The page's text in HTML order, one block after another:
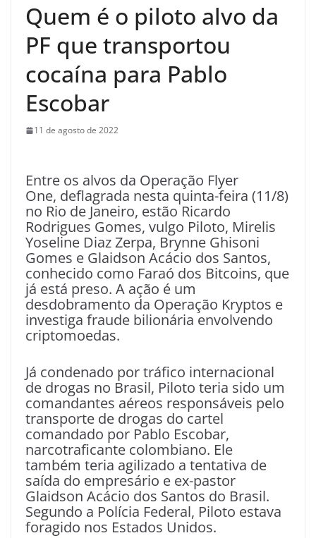
Quem é o piloto alvo da
PF que transportou
cocaína para Pablo
Escobar
11 de agosto de 2022
Entre os alvos da Operação Flyer
One, deflagrada nesta quinta-feira (11/8)
no Rio de Janeiro, estão Ricardo
Rodrigues Gomes, vulgo Piloto, Mirelis
Yoseline Diaz Zerpa, Brynne Ghisoni
Gomes e Glaidson Acácio dos Santos,
conhecido como Faraó dos Bitcoins, que
já está preso. A ação é um
desdobramento da Operação Kryptos e
investiga fraude bilionária envolvendo
criptomoedas.
Já condenado por tráfico internacional
de drogas no Brasil, Piloto teria sido um
comandantes aéreos responsáveis pelo
transporte de drogas do cartel
comandado por Pablo Escobar,
narcotraficante colombiano. Ele
também teria agilizado a tentativa de
saída do empresário e ex-pastor
Glaidson Acácio dos Santos do Brasil.
Segundo a Polícia Federal, Piloto estava
foragido nos Estados Unidos.